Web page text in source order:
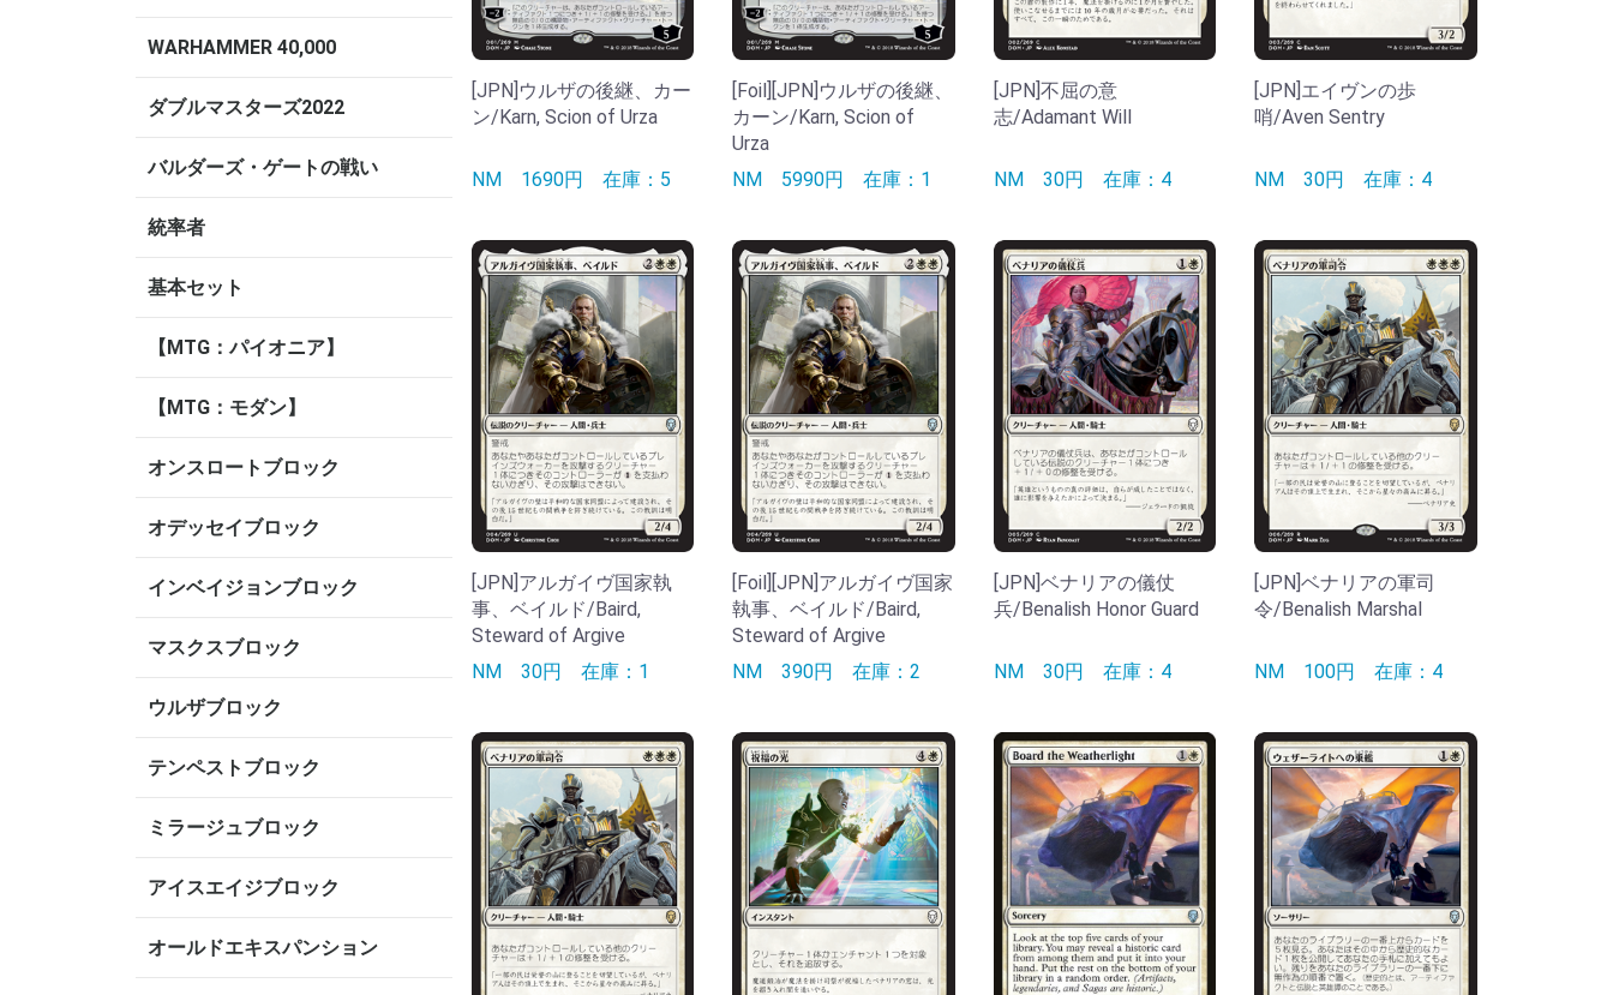
WARHAMMER 40,000
ダブルマスターズ2022
バルダーズ・ゲートの戦い
統率者
基本セット
【MTG：パイオニア】
【MTG：モダン】
オンスロートブロック
オデッセイブロック
インベイジョンブロック
マスクスブロック
ウルザブロック
テンペストブロック
ミラージュブロック
アイスエイジブロック
オールドエキスパンション
[JPN]ウルザの後継、カー
ン/Karn, Scion of Urza
NM 1690円 在庫：5
[Foil][JPN]ウルザの後継、
カーン/Karn, Scion of
Urza
NM 5990円在庫：1
[JPN]不屈の意
志/Adamant Will
NM 30円 在庫：4
[JPN]エイヴンの歩
哨/Aven Sentry
NM30円在庫：4
[JPN]アルガイヴ国家執
事、ベイルド/Baird,
Steward of Argive
NM 30円 在庫：1
[Foil][JPN]アルガイヴ国家
執事、ベイルド/Baird,
Steward of Argive
NM390円在庫：2
[JPN]ベナリアの儀仗
兵/Benalish Honor Guard
NM 30円 在庫：4
[JPN]ベナリアの軍司
令/Benalish Marshal
NM 100円在庫：4